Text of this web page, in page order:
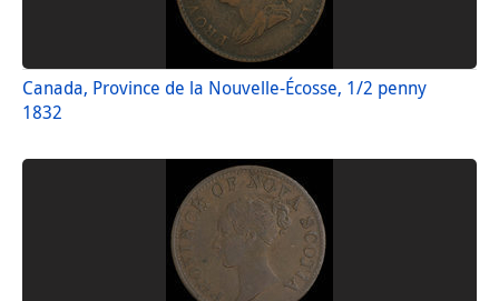
Canada, Province de la Nouvelle-Écosse, 1/2 penny
1832